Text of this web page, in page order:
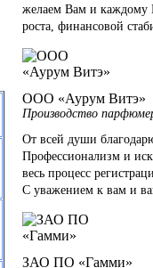
желаем Вам и каждому
роста, финансовой
ООО «Аурум Витэ»
Производство
От всей души
Профессионализм и
весь процесс
С уважением к вам и
ЗАО ПО «Гамми»